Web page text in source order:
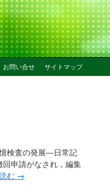
お問い合せ サイトマップ
検査の発展―日常記
申請がなされ，編集
む →